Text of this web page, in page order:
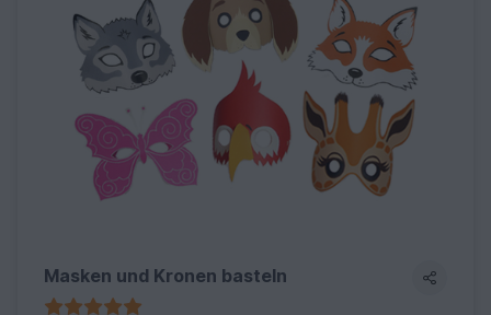
Masken und Kronen basteln